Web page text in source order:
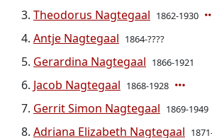
Theodorus Nagtegaal 1862-1930
Antje Nagtegaal 1864-????
Gerardina Nagtegaal 1866-1921
Jacob Nagtegaal 1868-1928
Gerrit Simon Nagtegaal 1869-1949
Adriana Elizabeth Nagtegaal